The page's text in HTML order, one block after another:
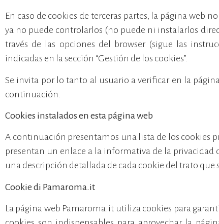
En caso de cookies de terceras partes, la página web
ya no puede controlarlos (no puede ni instalarlos
través de las opciones del browser (sigue las
indicadas en la sección “Gestión de los cookies”.
Se invita por lo tanto al usuario a verificar en la
continuación.
Cookies instalados en esta página web
A continuación presentamos una lista de los cookies
presentan un enlace a la informativa de la
una descripción detallada de cada cookie del trato que
Cookie di Pamaroma.it
La página web Pamaroma.it utiliza cookies para